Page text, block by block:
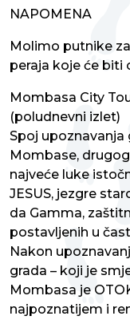
NAPOMENA
Molimo putnike
peraja koje će biti
Mombasa City
(poludnevni izlet)
Spoj
Mombase,
najveće luke
JESUS, jezgre
da Gamma,
postavljenih u
Nakon
grada – koji je
Mombasa je
najpoznatijem i